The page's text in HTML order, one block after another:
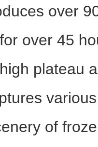
疆乌伦古湖上演
over
over 45
plateau
of